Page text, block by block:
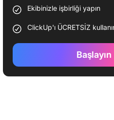
Ekibinizle işbirliği yapın
ClickUp'ı ÜCRETSİZ
Başlayın